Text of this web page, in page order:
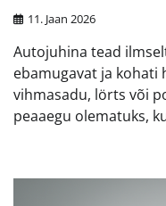
11. Jaan 2026
Autojuhina tead
ebamugavat ja
vihmasadu, lörts või
peaaegu olematuks,